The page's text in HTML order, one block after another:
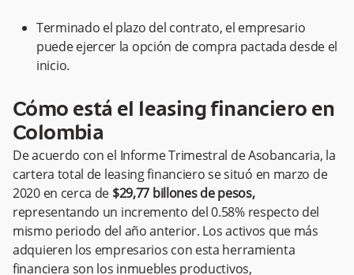
Terminado el plazo del contrato, el empresario
puede ejercer la opción de compra pactada desde el
inicio.
Cómo está el leasing financiero en
Colombia
De acuerdo con el Informe Trimestral de Asobancaria, la
cartera total de leasing financiero se situó en marzo de
2020 en cerca de $29,77 billones de pesos,
representando un incremento del 0.58% respecto del
mismo periodo del año anterior. Los activos que más
adquieren los empresarios con esta herramienta
financiera son los inmuebles productivos,